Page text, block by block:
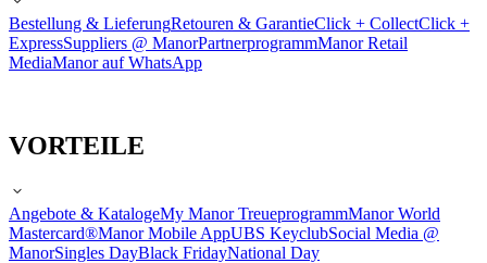
Bestellung & LieferungRetouren & GarantieClick + CollectClick +
ExpressSuppliers @ ManorPartnerprogrammManor Retail
MediaManor auf WhatsApp
VORTEILE
Angebote & KatalogeMy Manor TreueprogrammManor World
Mastercard®Manor Mobile AppUBS KeyclubSocial Media @
ManorSingles DayBlack FridayNational Day